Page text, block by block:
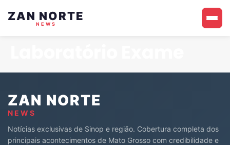
ZAN NORTE
NEWS
ZAN NORTE
NEWS
Notícias exclusivas de Sinop e região. Cobertura completa dos
principais acontecimentos de Mato Grosso com credibilidade e